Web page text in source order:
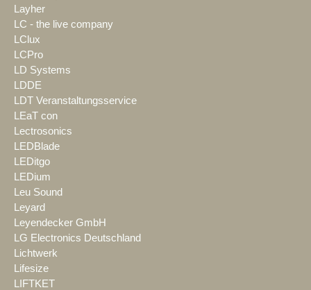
Layher
LC - the live company
LClux
LCPro
LD Systems
LDDE
LDT Veranstaltungsservice
LEaT con
Lectrosonics
LEDBlade
LEDitgo
LEDium
Leu Sound
Leyard
Leyendecker GmbH
LG Electronics Deutschland
Lichtwerk
Lifesize
LIFTKET